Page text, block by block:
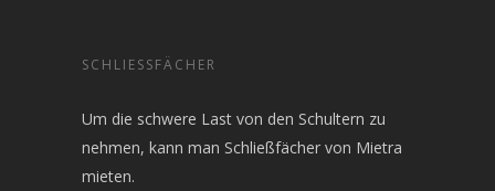
SCHLIESSFÄCHER
Um die schwere Last von den Schultern zu
nehmen, kann man Schließfächer von Mietra
mieten.